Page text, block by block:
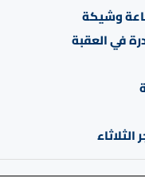
في العقبة